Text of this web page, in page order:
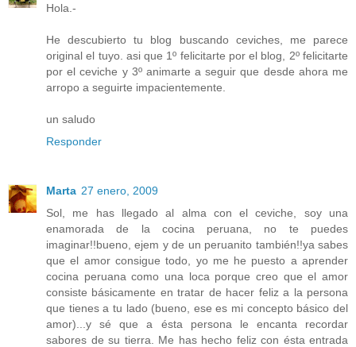
Hola.-
He descubierto tu blog buscando ceviches, me parece
original el tuyo. asi que 1º felicitarte por el blog, 2º felicitarte
por el ceviche y 3º animarte a seguir que desde ahora me
arropo a seguirte impacientemente.
un saludo
Responder
Marta 27 enero, 2009
Sol, me has llegado al alma con el ceviche, soy una
enamorada de la cocina peruana, no te puedes
imaginar!!bueno, ejem y de un peruanito también!!ya sabes
que el amor consigue todo, yo me he puesto a aprender
cocina peruana como una loca porque creo que el amor
consiste básicamente en tratar de hacer feliz a la persona
que tienes a tu lado (bueno, ese es mi concepto básico del
amor)...y sé que a ésta persona le encanta recordar
sabores de su tierra. Me has hecho feliz con ésta entrada